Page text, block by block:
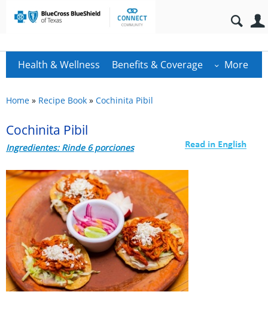
Health & Wellness Benefits & Coverage More
Home » Recipe Book » Cochinita Pibil
Cochinita Pibil
Ingredientes: Rinde 6 porciones